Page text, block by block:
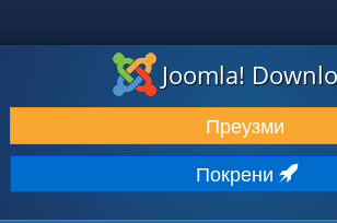
ПРЕУЗИМАЊЕ И ПРОШИРЕЊА (ЕКСТЕНЗИЈЕ)
ОТКРИЈТЕ И НАУЧИТЕ
ЗАЈЕДНИЦА И ПОДРШКА
Joomla!
Преузми
Покрени